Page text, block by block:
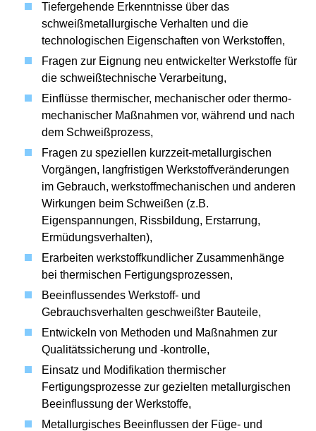
Tiefergehende Erkenntnisse über das
schweißmetallurgische Verhalten und die
technologischen Eigenschaften von Werkstoffen,
Fragen zur Eignung neu entwickelter Werkstoffe für
die schweißtechnische Verarbeitung,
Einflüsse thermischer, mechanischer oder thermo-
mechanischer Maßnahmen vor, während und nach
dem Schweißprozess,
Fragen zu speziellen kurzzeit-metallurgischen
Vorgängen, langfristigen Werkstoffveränderungen
im Gebrauch, werkstoffmechanischen und anderen
Wirkungen beim Schweißen (z.B.
Eigenspannungen, Rissbildung, Erstarrung,
Ermüdungsverhalten),
Erarbeiten werkstoffkundlicher Zusammenhänge
bei thermischen Fertigungsprozessen,
Beeinflussendes Werkstoff- und
Gebrauchsverhalten geschweißter Bauteile,
Entwickeln von Methoden und Maßnahmen zur
Qualitätssicherung und -kontrolle,
Einsatz und Modifikation thermischer
Fertigungsprozesse zur gezielten metallurgischen
Beeinflussung der Werkstoffe,
Metallurgisches Beeinflussen der Füge- und